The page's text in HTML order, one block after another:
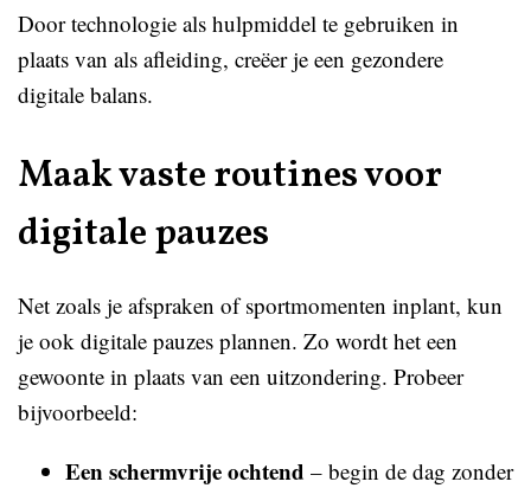
Door technologie als hulpmiddel te gebruiken in
plaats van als afleiding, creëer je een gezondere
digitale balans.
Maak vaste routines voor
digitale pauzes
Net zoals je afspraken of sportmomenten inplant, kun
je ook digitale pauzes plannen. Zo wordt het een
gewoonte in plaats van een uitzondering. Probeer
bijvoorbeeld:
Een schermvrije ochtend – begin de dag zonder